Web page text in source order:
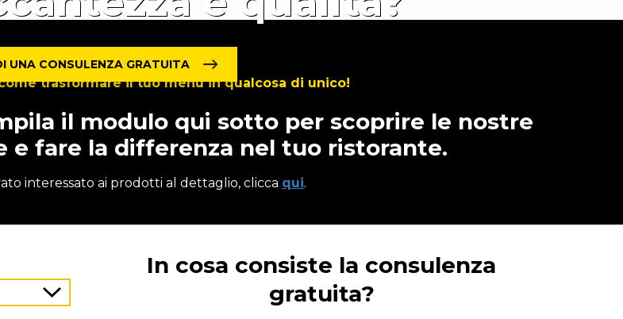
UNA CONSULENZA GRATUITA
trasformare il tuo menù in qualcosa di unico!
il modulo qui sotto per scoprire le nostre
e fare la differenza nel tuo ristorante.
interessato ai prodotti al dettaglio, clicca qui.
In cosa consiste la consulenza
gratuita?